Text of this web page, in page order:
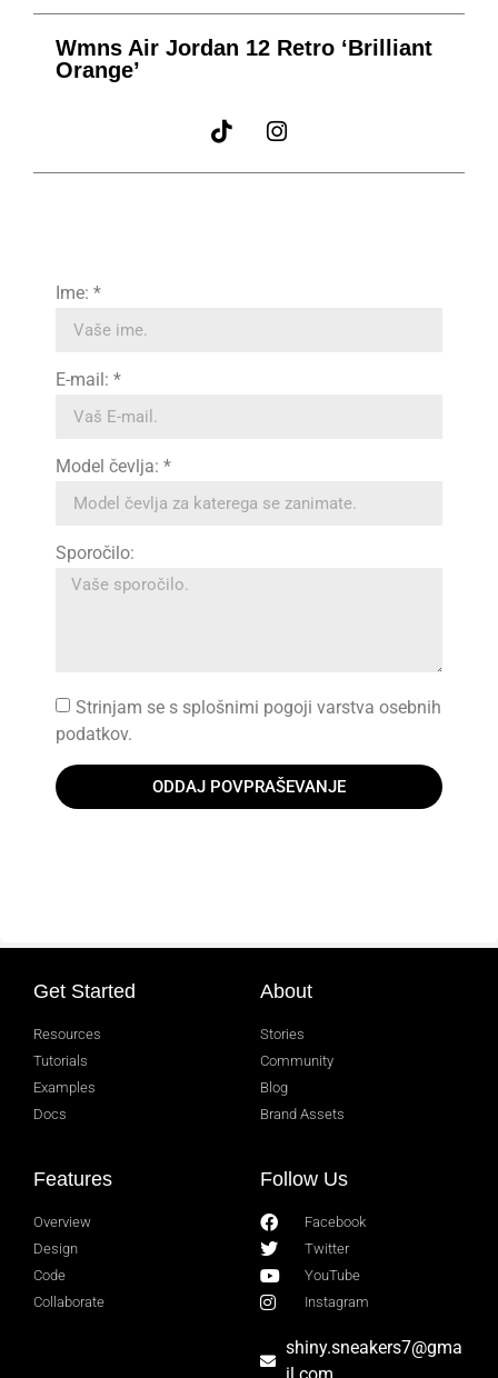
Wmns Air Jordan 12 Retro ‘Brilliant
Orange’
Ime: *
E-mail: *
Model čevlja: *
Sporočilo:
Strinjam se s splošnimi pogoji varstva osebnih
podatkov.
ODDAJ POVPRAŠEVANJE
Get Started
Resources
Tutorials
Examples
Docs
About
Stories
Community
Blog
Brand Assets
Features
Overview
Design
Code
Collaborate
Follow Us
Facebook
Twitter
YouTube
Instagram
shiny.sneakers7@gma